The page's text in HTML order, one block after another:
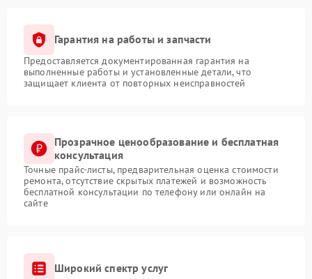
Гарантия на работы и запчасти
Предоставляется документированная гарантия на
выполненные работы и установленные детали, что
защищает клиента от повторных неисправностей
Прозрачное ценообразование и бесплатная
консультация
Точные прайс-листы, предварительная оценка стоимости
ремонта, отсутствие скрытых платежей и возможность
бесплатной консультации по телефону или онлайн на
сайте
Широкий спектр услуг